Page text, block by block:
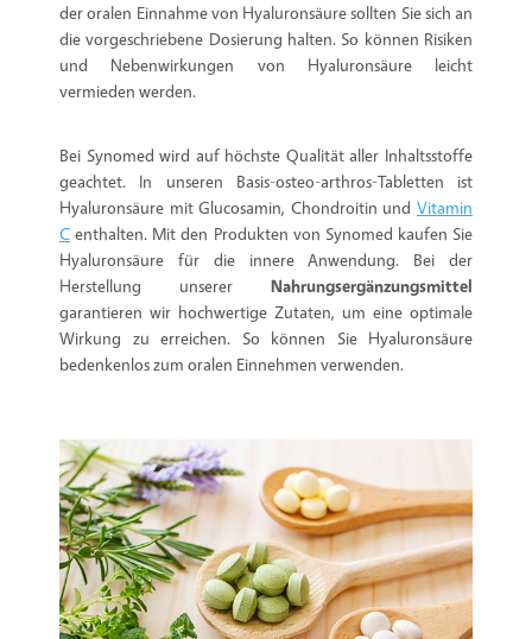
der oralen Einnahme von Hyaluronsäure sollten Sie sich an
die vorgeschriebene Dosierung halten. So können Risiken
und Nebenwirkungen von Hyaluronsäure leicht
vermieden werden.
Bei Synomed wird auf höchste Qualität aller Inhaltsstoffe
geachtet. In unseren Basis-osteo-arthros-Tabletten ist
Hyaluronsäure mit Glucosamin, Chondroitin und Vitamin
C enthalten. Mit den Produkten von Synomed kaufen Sie
Hyaluronsäure für die innere Anwendung. Bei der
Herstellung unserer Nahrungsergänzungsmittel
garantieren wir hochwertige Zutaten, um eine optimale
Wirkung zu erreichen. So können Sie Hyaluronsäure
bedenkenlos zum oralen Einnehmen verwenden.